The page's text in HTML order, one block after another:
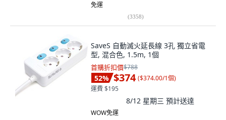
免運
(3358)
SaveS 自動滅火延長線 3孔 獨立省電
型, 混合色, 1.5m, 1個
首購折扣價$788
52% $374 ($374.00/1個)
運費 $195
8/12 星期三 預計送達
WOW免運